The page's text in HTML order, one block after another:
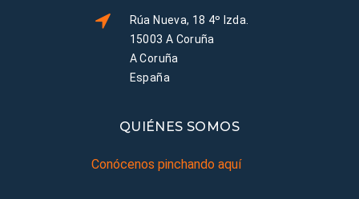
Rúa Nueva, 18 4º Izda.
15003 A Coruña
A Coruña
España
QUIÉNES SOMOS
Conócenos pinchando aquí